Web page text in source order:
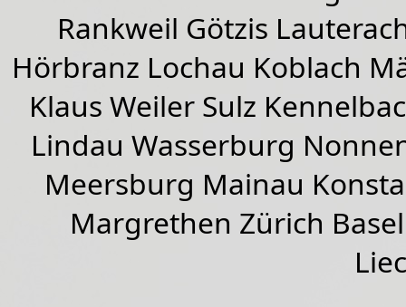
Rankweil Götzis
Hörbranz Lochau Koblach
Klaus Weiler Sulz
Lindau Wasserburg
Meersburg Mainau
Margrethen Zürich